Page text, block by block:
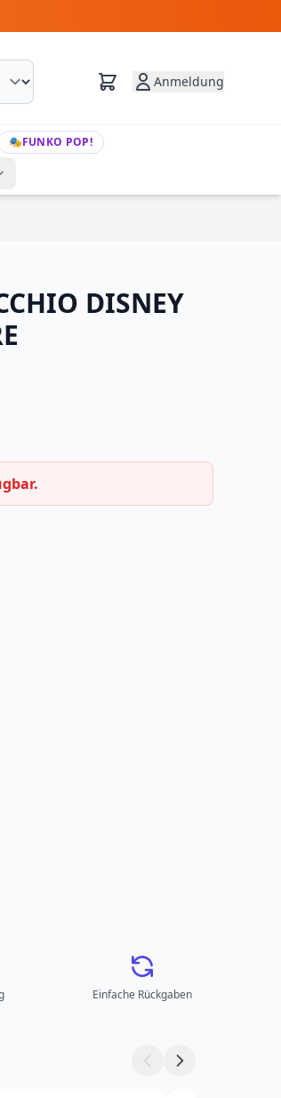
Anmeldung
🎭FUNKO POP!
DISNEY
Einfache Rückgaben